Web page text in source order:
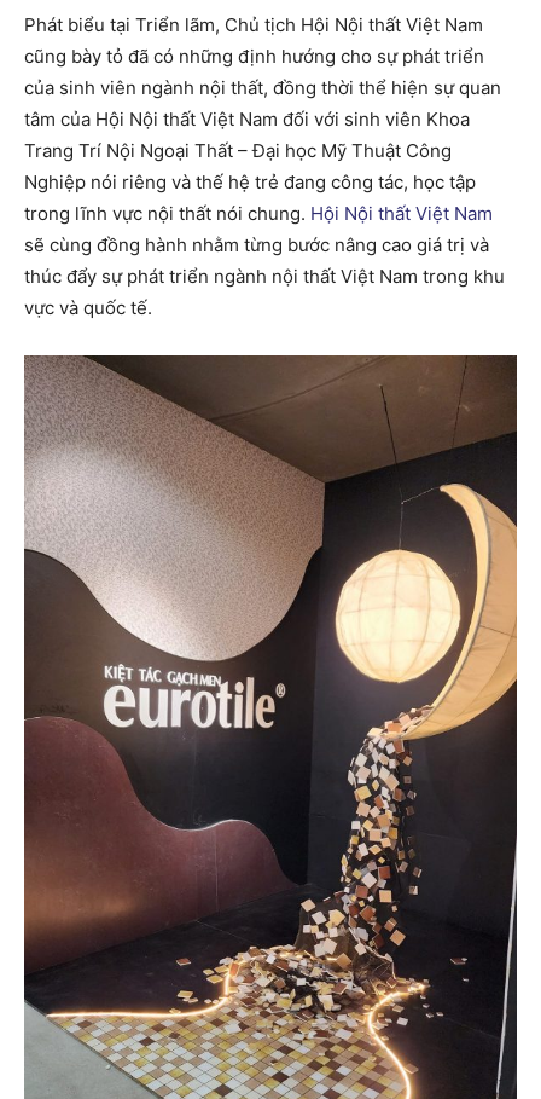
Phát biểu tại Triển lãm, Chủ tịch Hội Nội thất Việt Nam
cũng bày tỏ đã có những định hướng cho sự phát triển
của sinh viên ngành nội thất, đồng thời thể hiện sự quan
tâm của Hội Nội thất Việt Nam đối với sinh viên Khoa
Trang Trí Nội Ngoại Thất – Đại học Mỹ Thuật Công
Nghiệp nói riêng và thế hệ trẻ đang công tác, học tập
trong lĩnh vực nội thất nói chung. Hội Nội thất Việt Nam
sẽ cùng đồng hành nhằm từng bước nâng cao giá trị và
thúc đẩy sự phát triển ngành nội thất Việt Nam trong khu
vực và quốc tế.